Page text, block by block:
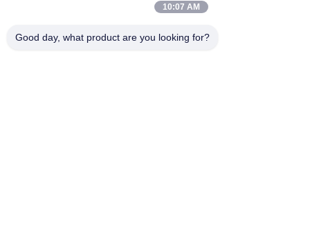
10:07 AM
Good day, what product are you looking for?